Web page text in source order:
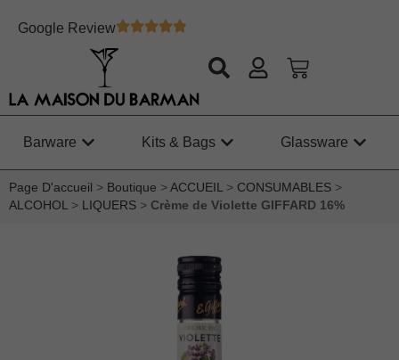
Google Review
Barware Kits & Bags Glassware
Page D'accueil > Boutique > ACCUEIL> CONSUMABLES >
ALCOHOL> LIQUERS > Crème de Violette GIFFARD 16%